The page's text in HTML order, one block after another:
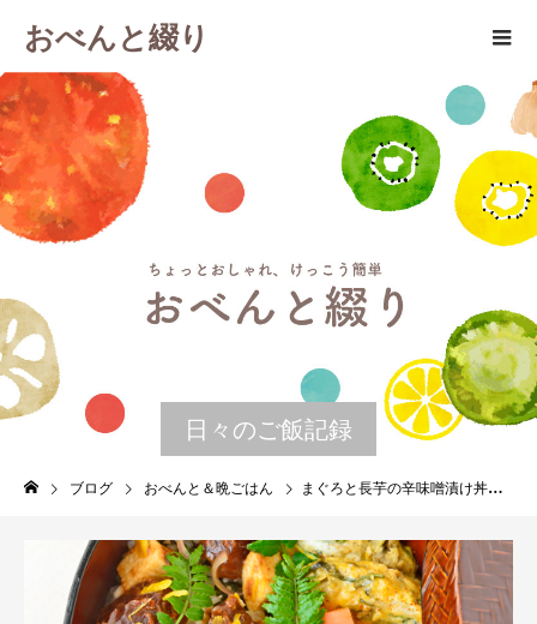
おべんと綴り
日々のご飯記録
ブログ おべんと＆晩ごはん まぐろと長芋の辛味噌漬け丼 晩ごはんの残りで作るお弁当 ５月１日 水曜日